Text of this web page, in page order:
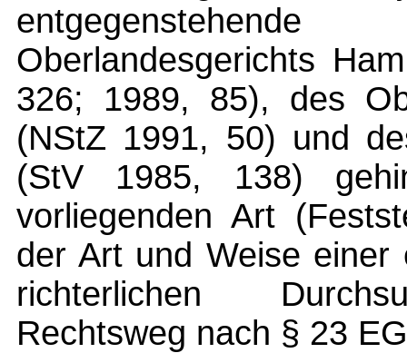
Oberlandesgerichts
326; 1989, 85), des
(NStZ 1991, 50) und
(StV 1985, 138)
vorliegenden Art
der Art und Weise einer
richterlichen
Rechtsweg nach § 23